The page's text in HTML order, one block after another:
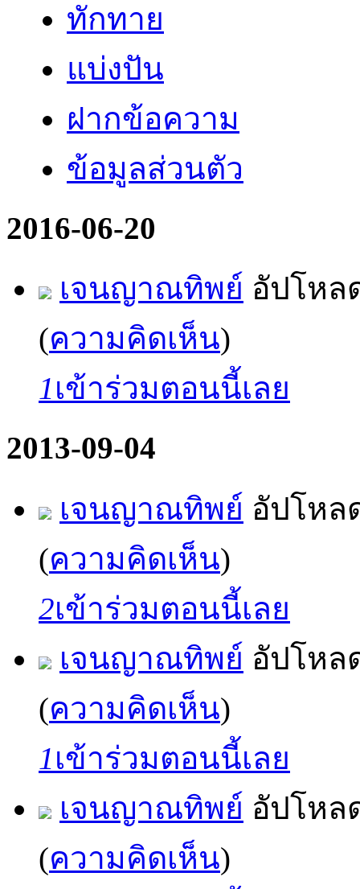
ทักทาย
แบ่งปัน
ฝากข้อความ
ข้อมูลส่วนตัว
2016-06-20
เจนญาณทิพย์ อัปโห
(ความคิดเห็น)
1เข้าร่วมตอนนี้เลย
2013-09-04
เจนญาณทิพย์ อัปโห
(ความคิดเห็น)
2เข้าร่วมตอนนี้เลย
เจนญาณทิพย์ อัปโห
(ความคิดเห็น)
1เข้าร่วมตอนนี้เลย
เจนญาณทิพย์ อัปโห
(ความคิดเห็น)